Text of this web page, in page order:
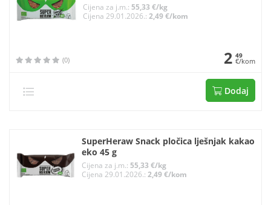
Cijena za j.m.:55,33 €/kg
Cijena 29.01.2026.:2,49 €/kom
(0) 2 49
€/kom
Dodaj
SuperHeraw Snack pločica lješnjak kakao
eko 45 g
Cijena za j.m.: 55,33 €/kg
Cijena 29.01.2026.: 2,49 €/kom